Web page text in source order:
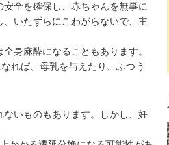
全を確保し、赤ちゃんを無事に
いたずらにこわがらないで、主
身麻酔になることもあります。
れば、母乳を与えたり、ふつう
いものもあります。しかし、妊